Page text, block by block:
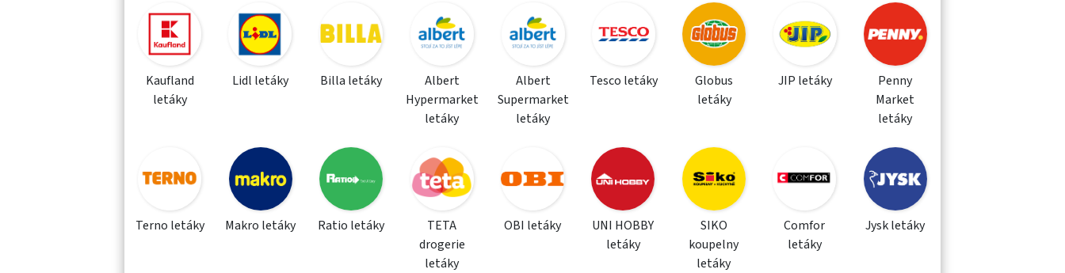
Kaufland
letáky
Lidl letáky Billa letáky
Albert
Hypermarket
letáky
Albert
Supermarket
letáky
Tesco letáky
Globus
letáky
JIP letáky
Penny
Market
letáky
Terno letáky Makro letáky Ratio letáky
TETA
drogerie
letáky
OBI letáky
UNI HOBBY
letáky
SIKO
koupelny
letáky
Comfor
letáky
Jysk letáky